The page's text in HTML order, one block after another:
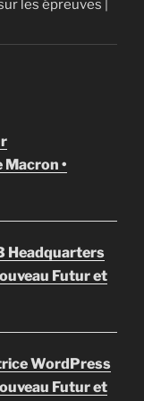
les épreuves |
•
Headquarters
Futur et
WordPress
Futur et